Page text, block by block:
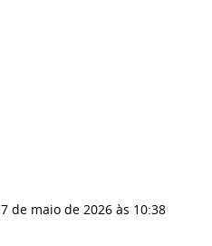
7 de maio de 2026 às 10:38